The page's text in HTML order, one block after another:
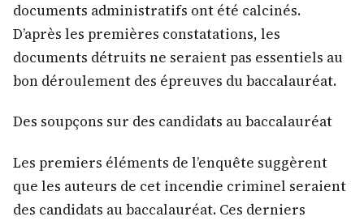
documents administratifs ont été calcinés.
D’après les premières constatations, les
documents détruits ne seraient pas essentiels au
bon déroulement des épreuves du baccalauréat.
Des soupçons sur des candidats au baccalauréat
Les premiers éléments de l’enquête suggèrent
que les auteurs de cet incendie criminel seraient
des candidats au baccalauréat. Ces derniers